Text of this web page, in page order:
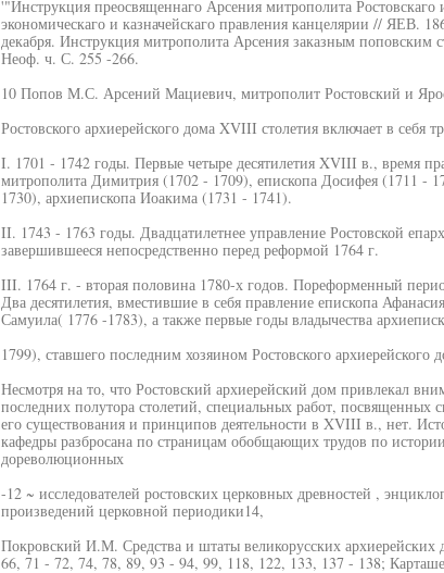
'"Инструкция преосвященнаго Арсения митрополита Ростовскаго
экономическаго и казначейскаго правления канцелярии // ЯЕВ.
декабря. Инструкция митрополита Арсения заказным поповским
Неоф. ч. С. 255 -266.
10 Попов М.С. Арсений Мациевич, митрополит Ростовский и
Ростовского архиерейского дома XVIII столетия включает в себя
I. 1701 - 1742 годы. Первые четыре десятилетия XVIII в., время
митрополита Димитрия (1702 - 1709), епископа Досифея (1711 -
1730), архиепископа Иоакима (1731 - 1741).
II. 1743 - 1763 годы. Двадцатилетнее управление Ростовской
завершившееся непосредственно перед реформой 1764 г.
III. 1764 г. - вторая половина 1780-х годов. Пореформенный
Два десятилетия, вместившие в себя правление епископа
Самуила( 1776 -1783), а также первые годы владычества
1799), ставшего последним хозяином Ростовского архиерейского
Несмотря на то, что Ростовский архиерейский дом привлекал
последних полутора столетий, специальных работ, посвященных
его существования и принципов деятельности в XVIII в., нет.
кафедры разбросана по страницам обобщающих трудов по
дореволюционных
-12 ~ исследователей ростовских церковных древностей ,
произведений церковной периодики14,
Покровский И.М. Средства и штаты великорусских
66, 71 - 72, 74, 78, 89, 93 - 94, 99, 118, 122, 133, 137 - 138;